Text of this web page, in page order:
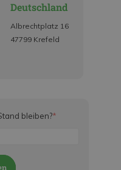
Deutschland
Albrechtplatz 16
47799 Krefeld
bleiben?*